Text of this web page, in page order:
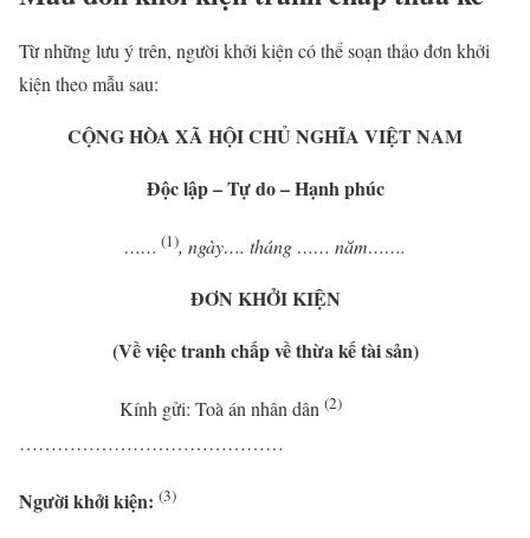
Từ những lưu ý trên, người khởi kiện có thể soạn thảo đơn khởi
kiện theo mẫu sau:
CỘNG HÒA XÃ HỘI CHỦ NGHĨA VIỆT NAM
Độc lập – Tự do – Hạnh phúc
…… (1), ngày…. tháng …… năm…….
ĐƠN KHỞI KIỆN
(Về việc tranh chấp về thừa kế tài sản)
Kính gửi: Toà án nhân dân (2)
……………………………………
Người khởi kiện: (3)